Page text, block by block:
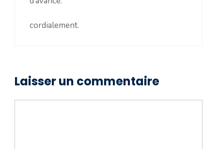
cordialement.
Laisser un commentaire